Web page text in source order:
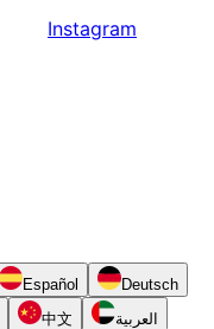
Instagram
Español
Deutsch
中文 العربية